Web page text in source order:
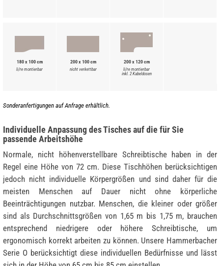
180 x 100 cm
li/re montierbar
200 x 100 cm
nicht verkettbar
200 x 120 cm
li/re montierbar
inkl. 2 Kabeldosen
Sonderanfertigungen auf Anfrage erhältlich.
Individuelle Anpassung des Tisches auf die für Sie
passende Arbeitshöhe
Normale, nicht höhenverstellbare Schreibtische haben in der
Regel eine Höhe von 72 cm. Diese Tischhöhen berücksichtigen
jedoch nicht individuelle Körpergrößen und sind daher für die
meisten Menschen auf Dauer nicht ohne körperliche
Beeinträchtigungen nutzbar. Menschen, die kleiner oder größer
sind als Durchschnittsgrößen von 1,65 m bis 1,75 m, brauchen
entsprechend niedrigere oder höhere Schreibtische, um
ergonomisch korrekt arbeiten zu können. Unsere Hammerbacher
Serie O berücksichtigt diese individuellen Bedürfnisse und lässt